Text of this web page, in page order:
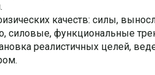
качеств: силы,
силовые, функциональные
реалистичных целей,